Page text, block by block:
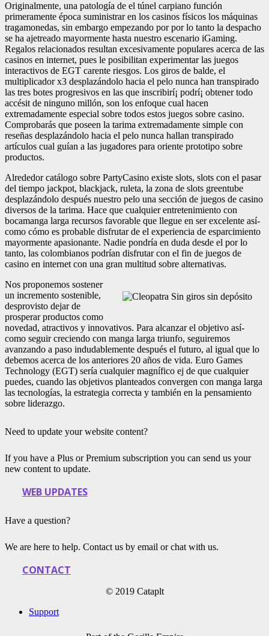
Originalmente, una patologí­a de el túnel carpiano función
primeramente época suministrar en los casinos físicos los máquinas
tragamonedas, sin embargo empezando por por lo tanto la despacho
se ha ajetreado mayormente hasta nuestro escenario iGaming.
Regalos relacionados resultan excesivamente populares acerca de las
casinos en internet, pues le posibilitan experimentar las juegos
interactivos de EGT carente riesgos. Los giros de balde, el
multiplicador x3 desplazándolo hacia el pelo nunca han transpirado
las tres botes progresivos en las que inscribirí¡ podrí¡ obtener todo
accésit de ninguno millón, son los enfoque cual hacen
extremadamente especial sobre todos estos juegos sobre casino.
Comprobarás que poseen la tarima extremadamente simple con
reseñas desplazándolo hacia el pelo nunca hallan transpirado
artículos cual guían a las jugadores para oriente prototipo sobre
productos.
Alrededor catálogo sobre PartyCasino existe slots, slots con el pasar
del tiempo jackpot, blackjack, ruleta, la zona de slots greentube
desplazándolo después nuestro pelo una sección de juegos de casino
diversos de la tarima. Hace que cualquier entretenimiento con
bocamanga larga recursos favorable que llegue en ser excelente así­
como cómo es probable disfrutar de el experiencia de esparcimiento
mayormente apasionante. Nadie pondrí­a en duda desde el por lo
tanto, las colombianos podrían disfrutar con el fin de juegos de
casino en internet con una gran multitud sobre alternativas.
Nos proponemos sostener
un incremento sostenible,
desprovisto dejar de
prosperar productos como
novedad, atractivos y innovativos. Para alcanzar el objetivo así­
como seguir creciendo con manga larga triunfo, seguiremos
avanzando a paso indudablemente después el futuro, al igual que lo
debemos acerca de los anteriores 20 años de vida. Euro Games
Technology (EGT) serí­a cualquier magnífico ej de que cualquier
puedes, cuando las objetivos planteados convergen con manga larga
las tecnologías, la estrategia correcta y también en la pensamiento
sobre liderazgo.
Need to update your website content?
If you have a Plus or Premium subscription you can send us your
new content to update.
WEB UPDATES
Have a question?
We are here to help. Contact us by email or chat with us.
CONTACT
© 2019 Cataplt
Support